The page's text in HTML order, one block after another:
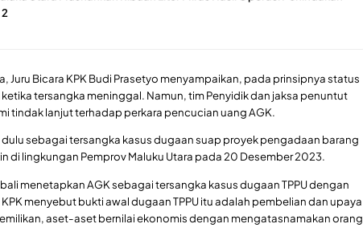
Juru Bicara KPK Budi Prasetyo menyampaikan, pada prinsipnya status
tersangka meninggal. Namun, tim Penyidik dan jaksa penuntut
tindak lanjut terhadap perkara pencucian uang AGK.
dulu sebagai tersangka kasus dugaan suap proyek pengadaan barang
di lingkungan Pemprov Maluku Utara pada 20 Desember 2023.
menetapkan AGK sebagai tersangka kasus dugaan TPPU dengan
menyebut bukti awal dugaan TPPU itu adalah pembelian dan upaya
aset-aset bernilai ekonomis dengan mengatasnamakan orang